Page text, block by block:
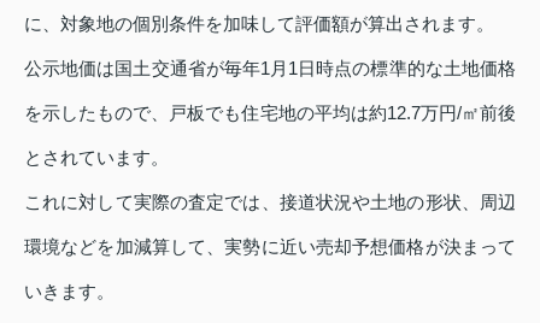
に、対象地の個別条件を加味して評価額が算出されます。
公示地価は国土交通省が毎年1月1日時点の標準的な土地価格
を示したもので、戸板でも住宅地の平均は約12.7万円/㎡前後
とされています。
これに対して実際の査定では、接道状況や土地の形状、周辺
環境などを加減算して、実勢に近い売却予想価格が決まって
いきます。